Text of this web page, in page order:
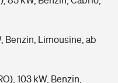
Benzin, Limousine, ab
103 kW, Benzin,